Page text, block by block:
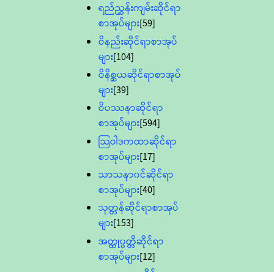
ရည်ညွှန်းကျမ်းဆိုင်ရာ
စာအုပ်များ[59]
ဝိနည်းဆိုင်ရာစာအုပ်
များ[104]
ဝိနိစ္ဆယဆိုင်ရာစာအုပ်
များ[39]
ဝိပဿနာဆိုင်ရာ
စာအုပ်များ[594]
သြဝါဒကထာဆိုင်ရာ
စာအုပ်များ[17]
သာသနာ၀င်ဆိုင်ရာ
စာအုပ်များ[40]
သုတ္တန်ဆိုင်ရာစာအုပ်
များ[153]
အတ္ထုပ္ပတ္တိဆိုင်ရာ
စာအုပ်များ[12]